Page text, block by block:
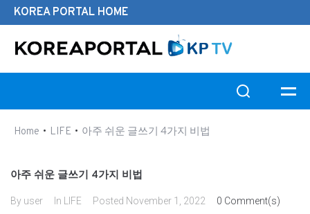
KOREA PORTAL HOME
Home • LIFE • 아주 쉬운 글쓰기 4가지 비법
아주 쉬운 글쓰기 4가지 비법
By user In LIFE Posted November 1, 2022 0 Comment(s)